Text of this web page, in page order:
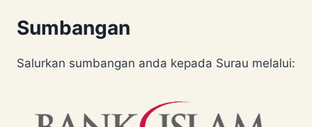
Sumbangan
Salurkan sumbangan anda kepada Surau melalui: